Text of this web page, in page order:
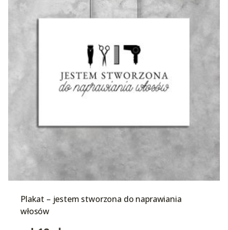
Plakat – jestem stworzona do naprawiania
włosów